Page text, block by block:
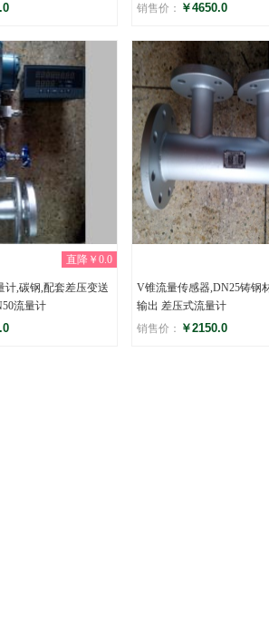
销售价： ￥4650.0
评分
(0)
直降￥0.0
计,碳钢,配套差压变送
流量计
V锥流量传感器,DN25铸钢
输出 差压式流量计
销售价： ￥2150.0